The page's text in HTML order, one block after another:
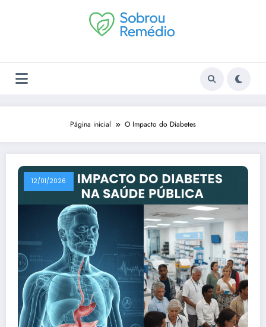
Página inicial O Impacto do Diabetes
12/01/2026